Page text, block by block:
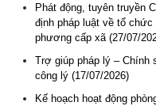
Phát động, tuyên truyền
định pháp luật về tổ
phương cấp xã (27/07/
Trợ giúp pháp lý – Chính
công lý (17/07/2026)
Kế hoạch hoạt động
Thông báo Tuyển lao
tuyển dụng người lao
(07-08-2026)